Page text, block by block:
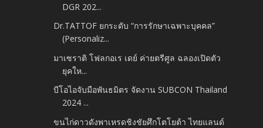
DGR 202...
Dr.TATTOF ยกระดับ “การรักษาเฉพาะบุคคล”
(Personaliz...
มาเซราติ โฟลกอเร เดย์ ค่ายตรีศูล ฉลองเปิดตัว
ยุคให...
บีโอไอจับมือพันธมิตร จัดงาน SUBCON Thailand
2024 ...
ขนไก่ดาวดังพาเหรดชิงชัยศึกโตโยต้า ไทยแลนด์